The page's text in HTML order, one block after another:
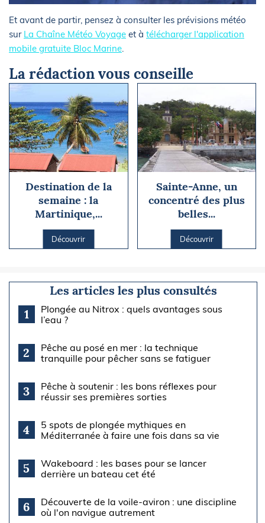
Et avant de partir, pensez à consulter les prévisions météo
sur La Chaîne Météo Voyage et à télécharger l'application
mobile gratuite Bloc Marine
La rédaction vous conseille
Destination de la
semaine : la
Martinique,...
Découvrir
Sainte-Anne, un
concentré des plus
belles...
Découvrir
Les articles les plus consultés
1
Plongée au Nitrox : quels avantages sous
l’eau ?
2
Pêche au posé en mer : la technique
tranquille pour pêcher sans se fatiguer
3
Pêche à soutenir : les bons réflexes pour
réussir ses premières sorties
4
5 spots de plongée mythiques en
Méditerranée à faire une fois dans sa vie
5
Wakeboard : les bases pour se lancer
derrière un bateau cet été
6
Découverte de la voile-aviron : une discipline
où l'on navigue autrement